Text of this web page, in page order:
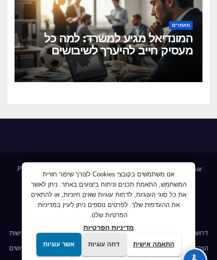
מאמרים
המונדיאל מגיע למשרד: למה כל
מעסיק חייב להיערך לשיבושים
הקרובים
Proudly powered by WordPress Themeansar
HomeAllJobs – אלפי מעסיקים ומועמדים Blog
JobMaster דרושים ומחפשי עבודה Jobnet אתר מודעות הדרושים
אודותג'וב קרוב – לעבוד קרוב לבית
דרושים IL לשעבר פורטל דרושים הומלס דרושים, חיפוש עבודההצהרת נגישות
הצהרת נגישותהצהרת נגישות מדיניות הפרטיותמדיניות הפרטיותמובטל דרושים
אנו משתמשים בקובצי Cookies לצורך שיפור חוויית
המשתמש, התאמת תכנים וניתוח ביצועים באתר. ניתן לאשר
את כל סוגי העוגיות, לדחות עוגיות שאינן חיוניות, או להתאים
את ההעדפות שלך. לפרטים נוספים ניתן לעיין במדיניות
הפרטיות שלנו.
מדיניות הפרטיות
התאמה אישית דחה עוגיות אשר עוגיות